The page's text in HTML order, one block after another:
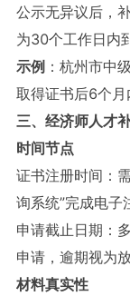
公示无异议后，
为30个工作日内
示例 ：杭州市中
取得证书后6个月
三、经济师人才
时间节点
证书注册时间：
询系统”完成电子
申请截止日期：
申请，逾期视为放
材料真实性